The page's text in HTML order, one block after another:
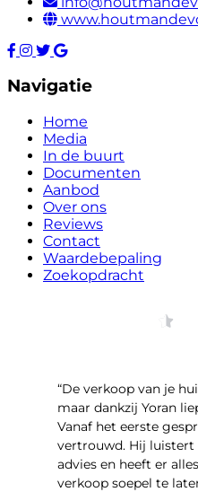
Navigatie
Home
Media
In de buurt
Documenten
Aanbod
Over ons
Reviews
Contact
Waardebepaling
Zoekopdracht
“​De verkoop van je
maar dankzij Yoran
Vanaf het eerste
vertrouwd. Hij luistert
advies en heeft er
verkoop soepel te